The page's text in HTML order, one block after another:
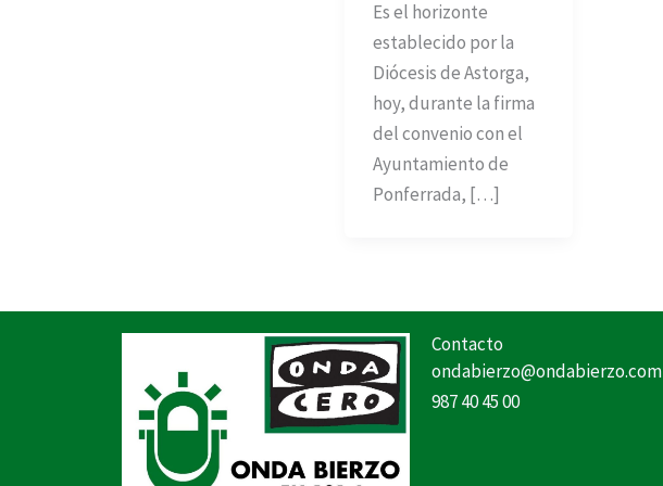
Es el horizonte
establecido por la
Diócesis de Astorga,
hoy, durante la firma
del convenio con el
Ayuntamiento de
Ponferrada, […]
Contacto
ondabierzo@ondabierzo.com
987 40 45 00